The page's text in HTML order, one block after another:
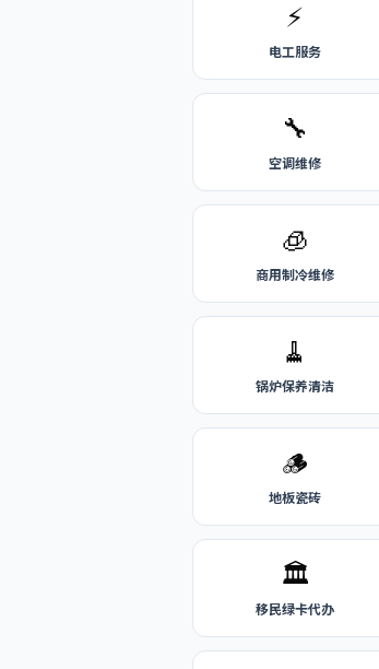
⚡
电工服务
🔧
空调维修
🧊
商用制冷维修
🧹
锅炉保养清洁
🪵
地板瓷砖
🏛️
移民绿卡代办